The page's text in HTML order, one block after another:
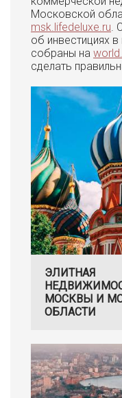
Московской
msk.lifedeluxe.ru
об инвестициях
собраны на
сделать
ЭЛИТНАЯ
МОСКВЫ И
ОБЛАСТИ